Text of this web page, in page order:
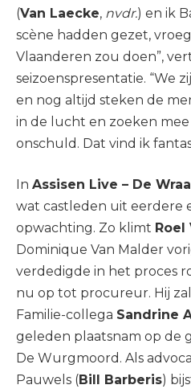
(Van Laecke, nvdr.) en ik
scène hadden gezet,
Vlaanderen zou doen”,
seizoenspresentatie. “We
en nog altijd steken de
in de lucht en zoeken
onschuld. Dat vind ik
In Assisen Live – De
wat castleden uit eerdere
opwachting. Zo klimt
Dominique Van Malder
verdedigde in het proces
nu op tot procureur. Hij
Familie-collega Sandrine
geleden plaatsnam op de
De Wurgmoord. Als
Pauwels (Bill Barberis)